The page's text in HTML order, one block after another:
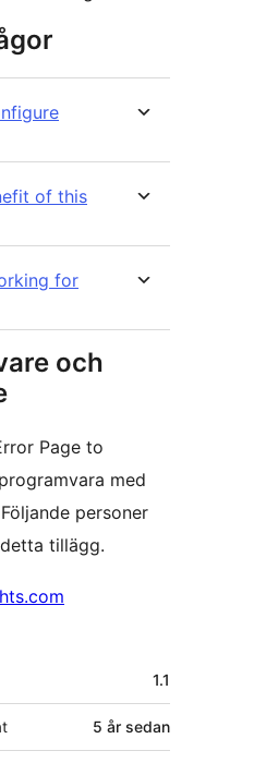
of this
for
och
Page to
med
personer
tillägg.
1.1
5 år sedan